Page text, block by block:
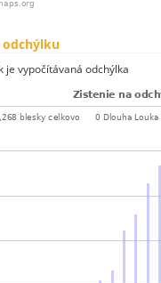
odchýlku
je vypočítávaná odchýlka